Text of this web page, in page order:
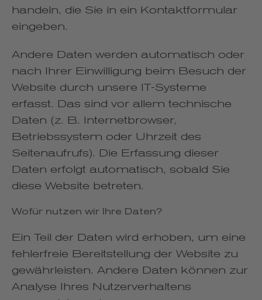
handeln, die Sie in ein Kontaktformular
eingeben.
Andere Daten werden automatisch oder
nach Ihrer Einwilligung beim Besuch der
Website durch unsere IT-Systeme
erfasst. Das sind vor allem technische
Daten (z. B. Internetbrowser,
Betriebssystem oder Uhrzeit des
Seitenaufrufs). Die Erfassung dieser
Daten erfolgt automatisch, sobald Sie
diese Website betreten.
Wofür nutzen wir Ihre Daten?
Ein Teil der Daten wird erhoben, um eine
fehlerfreie Bereitstellung der Website zu
gewährleisten. Andere Daten können zur
Analyse Ihres Nutzerverhaltens